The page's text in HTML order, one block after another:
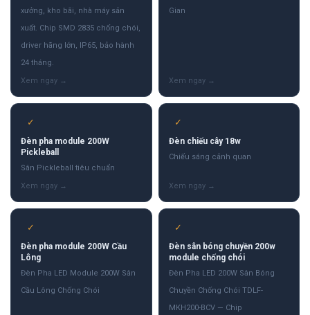
xưởng, kho bãi, nhà máy sản
xuất. Chip SMD 2835 chống chói,
driver hãng lớn, IP65, bảo hành
24 tháng.
Gian
✓
Đèn pha module 200W
Pickleball
Sân Pickleball tiêu chuẩn
✓
Đèn chiếu cây 18w
Chiếu sáng cảnh quan
✓
Đèn pha module 200W Cầu
Lông
Đèn Pha LED Module 200W Sân
Cầu Lông Chống Chói
✓
Đèn sân bóng chuyền 200w
module chống chói
Đèn Pha LED 200W Sân Bóng
Chuyền Chống Chói TDLF-
MKH200-BCV — Chip